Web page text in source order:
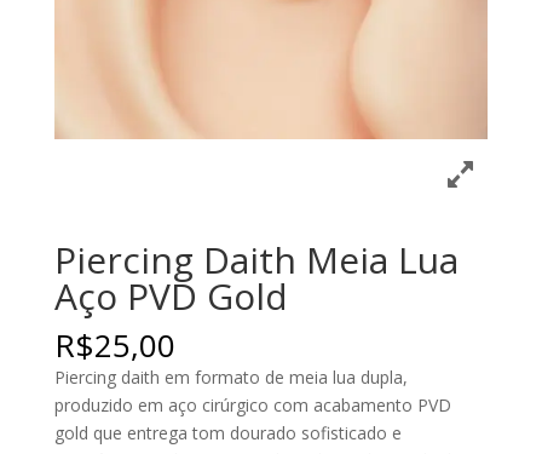
Piercing Daith Meia Lua
Aço PVD Gold
R$25,00
Piercing daith em formato de meia lua dupla,
produzido em aço cirúrgico com acabamento PVD
gold que entrega tom dourado sofisticado e